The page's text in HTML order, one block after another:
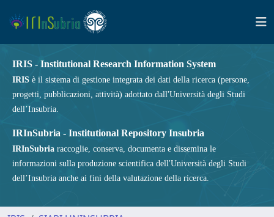
IRIS - Institutional Research Information System
IRIS è il sistema di gestione integrata dei dati della ricerca (persone,
progetti, pubblicazioni, attività) adottato dall'Università degli Studi
dell’Insubria.
IRInSubria - Institutional Repository Insubria
IRInSubria raccoglie, conserva, documenta e dissemina le
informazioni sulla produzione scientifica dell'Università degli Studi
dell’Insubria anche ai fini della valutazione della ricerca.